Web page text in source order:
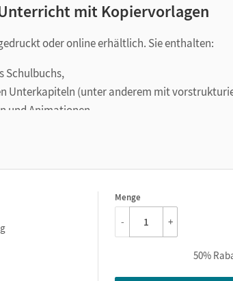
mit Kopiervorlagen
oder online erhältlich. Sie enthalten:
Schulbuchs,
Unterkapiteln (unter anderem mit
und Animationen,
zu den Themenbereichen des Lehrplans sowie
Menge
1
- +
50%